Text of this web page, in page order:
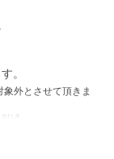
。
外とさせて頂きま
저녁